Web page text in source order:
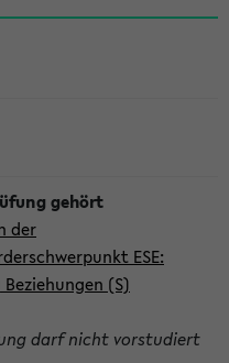
der
ESE:
(S)
darf nicht vorstudiert